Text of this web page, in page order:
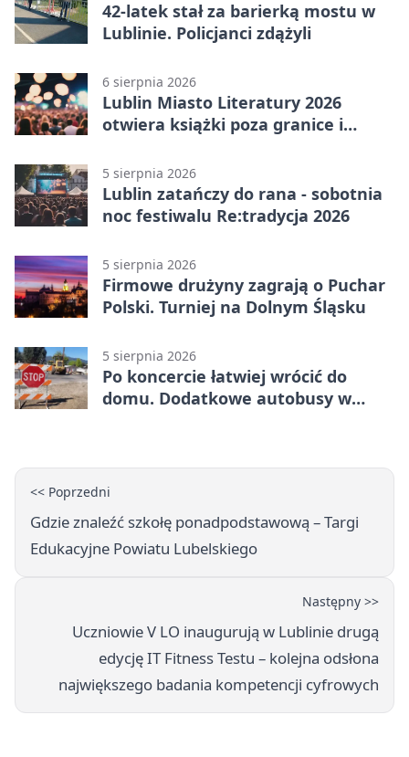
42-latek stał za barierką mostu w
Lublinie. Policjanci zdążyli
6 sierpnia 2026
Lublin Miasto Literatury 2026
otwiera książki poza granice i
5 sierpnia 2026
Lublin zatańczy do rana - sobotnia
noc festiwalu Re:tradycja 2026
5 sierpnia 2026
Firmowe drużyny zagrają o Puchar
Polski. Turniej na Dolnym Śląsku
5 sierpnia 2026
Po koncercie łatwiej wrócić do
domu. Dodatkowe autobusy w
<< Poprzedni
Gdzie znaleźć szkołę ponadpodstawową – Targi
Edukacyjne Powiatu Lubelskiego
Następny >>
Uczniowie V LO inaugurują w Lublinie drugą
edycję IT Fitness Testu – kolejna odsłona
największego badania kompetencji cyfrowych